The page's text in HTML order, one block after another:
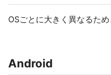
OSごとに大きく異なるため
Android